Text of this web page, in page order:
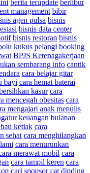
berita terupdate berlibur
management bibir
agen pulsa bisnis
bisnis data center
bisnis restoran bisnis
kukus pelangi booking
BPJS Ketenagakerjaan
sembarang info cantik
cara belajar gitar
bayi cara hemat baterai
kasur cara
mencegah obesitas cara
mengajari anak menulis
keuangan bulanan
ketiak cara
sehat cara menghilangkan
cara menurunkan
merawat mobil cara
cara tampil keren cara
cari sponsor cat dinding